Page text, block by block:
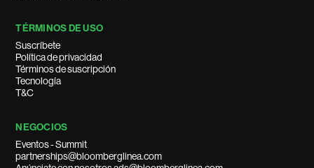
TÉRMINOS DE USO
Suscríbete
Política de privacidad
Términos de suscripción
Tecnología
T&C
NEGOCIOS
Eventos - Summit
partnerships@bloomberglinea.com